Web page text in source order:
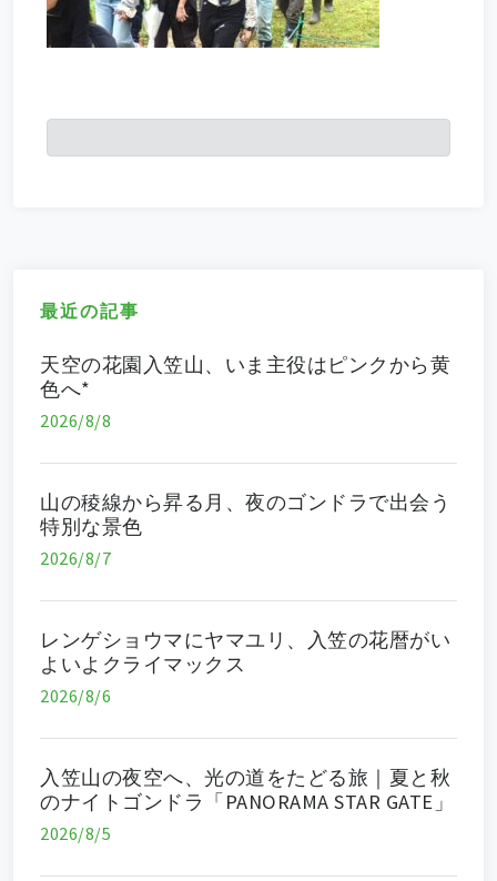
最近の記事
天空の花園入笠山、いま主役はピンクから黄
色へ*
2026/8/8
山の稜線から昇る月、夜のゴンドラで出会う
特別な景色
2026/8/7
レンゲショウマにヤマユリ、入笠の花暦がい
よいよクライマックス
2026/8/6
入笠山の夜空へ、光の道をたどる旅｜夏と秋
のナイトゴンドラ「PANORAMA STAR GATE」
2026/8/5